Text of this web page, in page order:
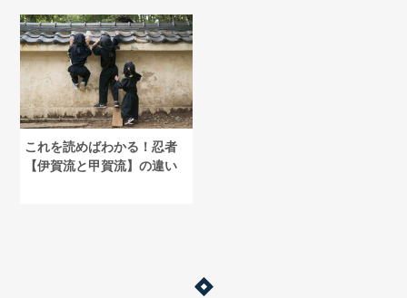
これを読めばわかる！忍者
【伊賀流と甲賀流】の違い